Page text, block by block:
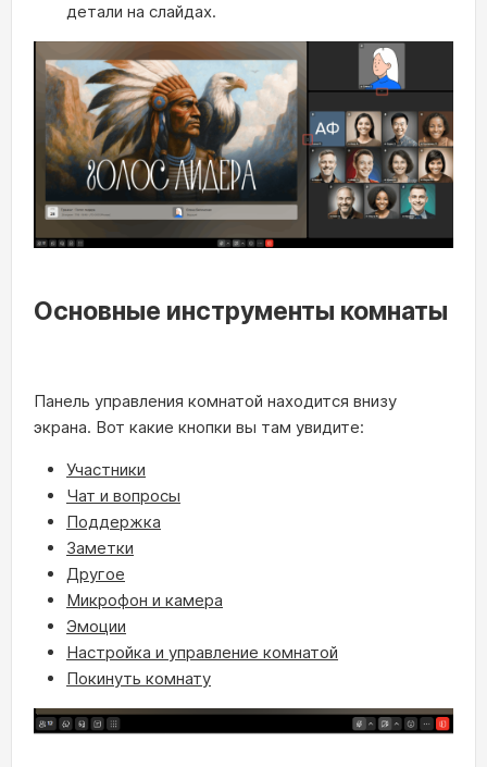
детали на слайдах.
Основные инструменты комнаты
Панель управления комнатой находится внизу
экрана. Вот какие кнопки вы там увидите:
Участники
Чат и вопросы
Поддержка
Заметки
Другое
Микрофон и камера
Эмоции
Настройка и управление комнатой
Покинуть комнату